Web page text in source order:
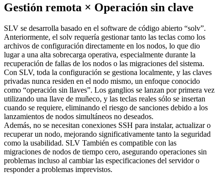
Gestión remota × Operación sin clave
SLV se desarrolla basado en el software de código abierto “solv”.
Anteriormente, el solv requería gestionar tanto las teclas como los
archivos de configuración directamente en los nodos, lo que dio
lugar a una alta sobrecarga operativa, especialmente durante la
recuperación de fallas de los nodos o las migraciones del sistema.
Con SLV, toda la configuración se gestiona localmente, y las claves
privadas nunca residen en el nodo mismo, un enfoque conocido
como “operación sin llaves”. Los ganglios se lanzan por primera vez
utilizando una llave de muñeco, y las teclas reales sólo se insertan
cuando se requiere, eliminando el riesgo de sanciones debido a los
lanzamientos de nodos simultáneos no deseados.
Además, no se necesitan conexiones SSH para instalar, actualizar o
recuperar un nodo, mejorando significativamente tanto la seguridad
como la usabilidad. SLV También es compatible con las
migraciones de nodos de tiempo cero, asegurando operaciones sin
problemas incluso al cambiar las especificaciones del servidor o
responder a problemas imprevistos.